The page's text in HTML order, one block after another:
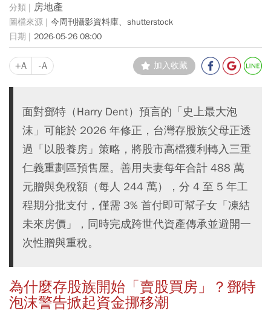
房地產
今周刊攝影資料庫、shutterstock
2026-05-26 08:00
+A -A 加入收藏
面對鄧特（Harry Dent）預言的「史上最大泡
沫」可能於 2026 年修正，台灣存股族父母正透
過「以股養房」策略，將股市高檔獲利轉入三重
仁義重劃區預售屋。善用夫妻每年合計 488 萬
元贈與免稅額（每人 244 萬），分 4 至 5 年工
程期分批支付，僅需 3% 首付即可幫子女「凍結
未來房價」，同時完成跨世代資產傳承並避開一
次性贈與重稅。
為什麼存股族開始「賣股買房」？鄧特
泡沫警告掀起資金挪移潮